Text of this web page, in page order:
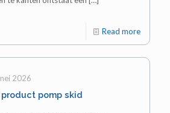
Read more
2026
product pomp skid